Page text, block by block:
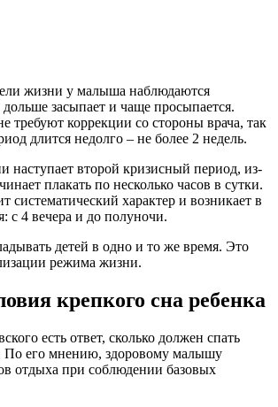
жизни у малыша наблюдаются
засыпает и чаще просыпается.
требуют коррекции со стороны врача, так
длится недолго – не более 2 недель.
наступает второй кризисный период, из-
плакать по несколько часов в сутки.
систематический характер и возникает в
с 4 вечера и до полуночи.
детей в одно и то же время. Это
режима жизни.
крепкого сна ребенка
есть ответ, сколько должен спать
По его мнению, здоровому малышу
отдыха при соблюдении базовых